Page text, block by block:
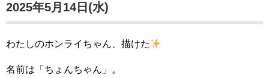
2025年5月14日(水)
わたしのホンライちゃん、描けた
名前は「ちょんちゃん」。